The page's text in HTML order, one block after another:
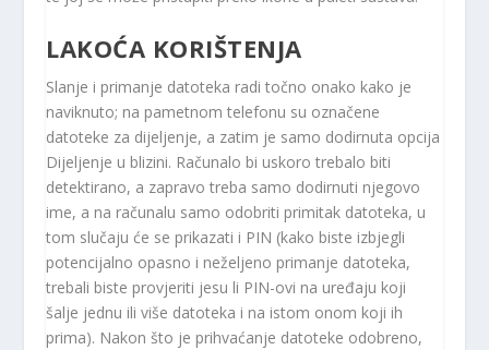
LAKOĆA KORIŠTENJA
Slanje i primanje datoteka radi točno onako kako je
naviknuto; na pametnom telefonu su označene
datoteke za dijeljenje, a zatim je samo dodirnuta opcija
Dijeljenje u blizini. Računalo bi uskoro trebalo biti
detektirano, a zapravo treba samo dodirnuti njegovo
ime, a na računalu samo odobriti primitak datoteka, u
tom slučaju će se prikazati i PIN (kako biste izbjegli
potencijalno opasno i neželjeno primanje datoteka,
trebali biste provjeriti jesu li PIN-ovi na uređaju koji
šalje jednu ili više datoteka i na istom onom koji ih
prima). Nakon što je prihvaćanje datoteke odobreno,